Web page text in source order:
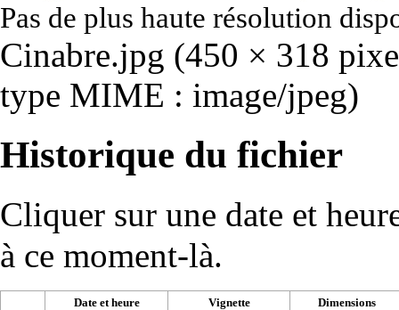
Pas de plus haute résolution
Cinabre.jpg (450 × 318
type MIME : image/jpeg)
Historique du fichier
Cliquer sur une date et
à ce moment-là.
Date et heure Vignette
Dimensions